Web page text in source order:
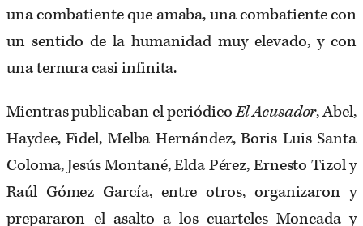
una combatiente que amaba, una combatiente con
un sentido de la humanidad muy elevado, y con
una ternura casi infinita.
Mientras publicaban el periódicoEl Acusador, Abel,
Haydee, Fidel, Melba Hernández, Boris Luis Santa
Coloma, Jesús Montané, Elda Pérez, Ernesto Tizol y
Raúl Gómez García, entre otros, organizaron y
prepararon el asalto a los cuarteles Moncada y